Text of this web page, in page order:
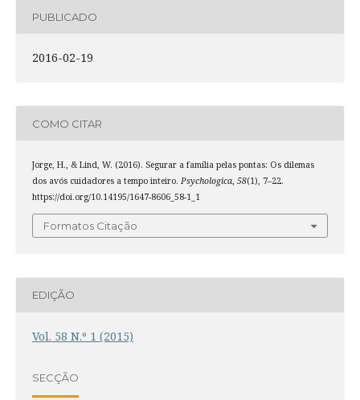
PUBLICADO
2016-02-19
COMO CITAR
Jorge, H., & Lind, W. (2016). Segurar a família pelas pontas: Os dilemas
dos avós cuidadores a tempo inteiro. Psychologica, 58(1), 7–22.
https://doi.org/10.14195/1647-8606_58-1_1
Formatos Citação
EDIÇÃO
Vol. 58 N.º 1 (2015)
SECÇÃO